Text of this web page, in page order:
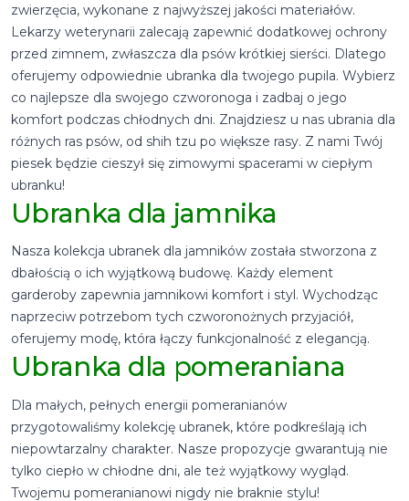
zwierzęcia, wykonane z najwyższej jakości materiałów.
Lekarzy weterynarii zalecają zapewnić dodatkowej ochrony
przed zimnem, zwłaszcza dla psów krótkiej sierści. Dlatego
oferujemy odpowiednie ubranka dla twojego pupila. Wybierz
co najlepsze dla swojego czworonoga i zadbaj o jego
komfort podczas chłodnych dni. Znajdziesz u nas ubrania dla
różnych ras psów, od shih tzu po większe rasy. Z nami Twój
piesek będzie cieszył się zimowymi spacerami w ciepłym
ubranku!
Ubranka dla jamnika
Nasza kolekcja ubranek dla jamników została stworzona z
dbałością o ich wyjątkową budowę. Każdy element
garderoby zapewnia jamnikowi komfort i styl. Wychodząc
naprzeciw potrzebom tych czworonożnych przyjaciół,
oferujemy modę, która łączy funkcjonalność z elegancją.
Ubranka dla pomeraniana
Dla małych, pełnych energii pomeranianów
przygotowaliśmy kolekcję ubranek, które podkreślają ich
niepowtarzalny charakter. Nasze propozycje gwarantują nie
tylko ciepło w chłodne dni, ale też wyjątkowy wygląd.
Twojemu pomeranianowi nigdy nie braknie stylu!